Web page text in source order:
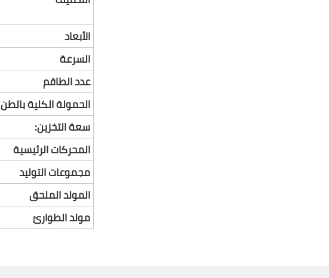
الأبعاد
السرعة
عدد الطاقم
الحمولة الكلية بالطن
سعة التخزين:
المحركات الرئيسية
مجموعات التوليد
المولد الملحق
مولد الطوارئ